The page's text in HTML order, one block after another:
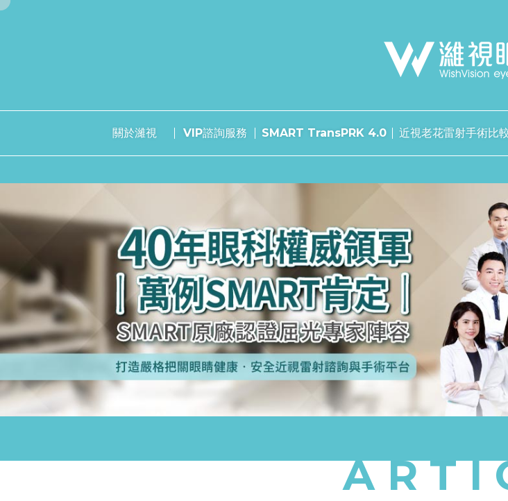
關於濰視 VIP諮詢服務 SMART TransPRK 4.0 近視老花雷射手術比